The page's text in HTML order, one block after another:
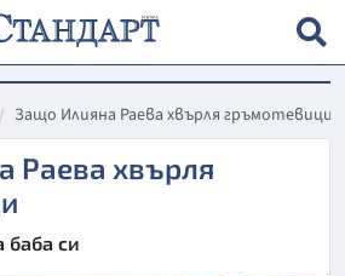
Защо Илияна Раева хвърля гръмотевици
Раева хвърля
баба си